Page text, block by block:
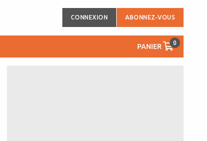
CONNEXION ABONNEZ-VOUS
PANIER 0